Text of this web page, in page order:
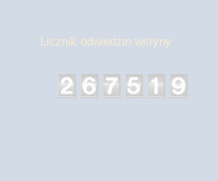
Licznik odwiedzin witryny